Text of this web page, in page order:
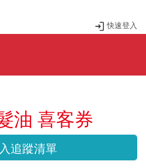
快速登入
油 喜客券
追蹤清單